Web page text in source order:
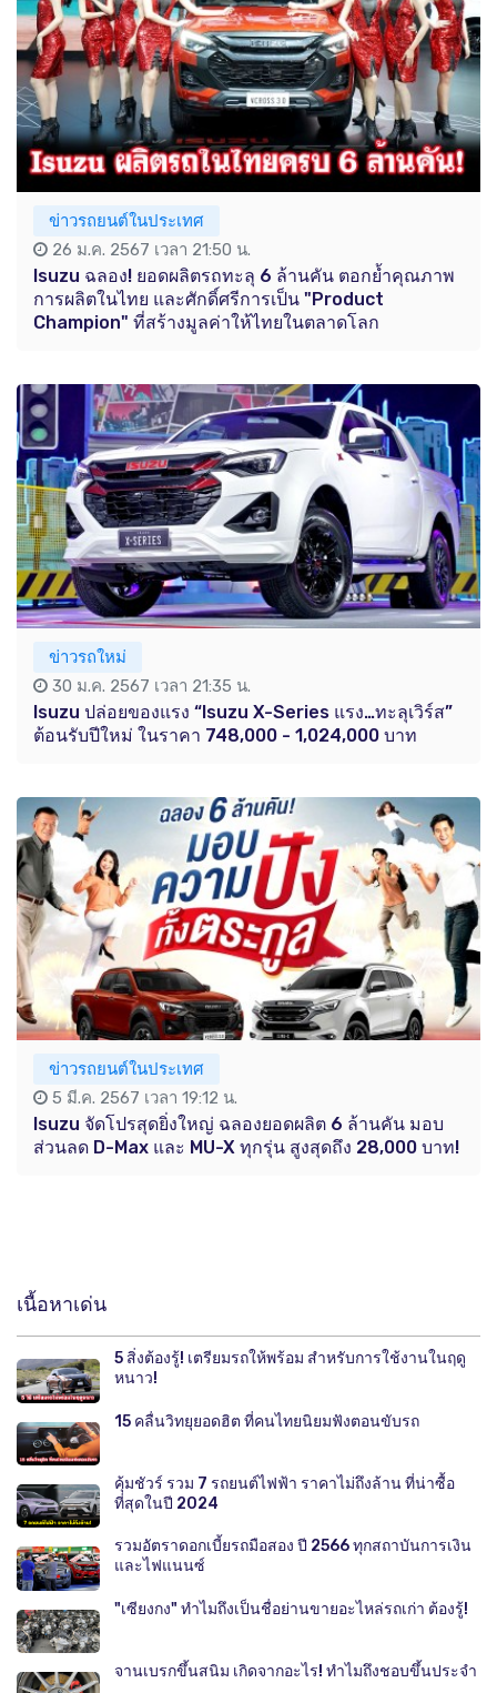
ข่าวรถยนต์ในประเทศ
26 ม.ค. 2567 เวลา 21:50 น.
Isuzu ฉลอง! ยอดผลิตรถทะลุ 6 ล้านคัน ตอกย้ำคุณภาพ
การผลิตในไทย และศักดิ์ศรีการเป็น "Product
Champion" ที่สร้างมูลค่าให้ไทยในตลาดโลก
ข่าวรถใหม่
30 ม.ค. 2567 เวลา 21:35 น.
Isuzu ปล่อยของแรง “Isuzu X-Series แรง…ทะลุเวิร์ส”
ต้อนรับปีใหม่ ในราคา 748,000 - 1,024,000 บาท
ข่าวรถยนต์ในประเทศ
5 มี.ค. 2567 เวลา 19:12 น.
Isuzu จัดโปรสุดยิ่งใหญ่ ฉลองยอดผลิต 6 ล้านคัน มอบ
ส่วนลด D-Max และ MU-X ทุกรุ่น สูงสุดถึง 28,000 บาท!
เนื้อหาเด่น
5 สิ่งต้องรู้! เตรียมรถให้พร้อม สำหรับการใช้งานในฤดู
หนาว!
15 คลื่นวิทยุยอดฮิต ที่คนไทยนิยมฟังตอนขับรถ
คุ้มชัวร์ รวม 7 รถยนต์ไฟฟ้า ราคาไม่ถึงล้าน ที่น่าซื้อ
ที่สุดในปี 2024
รวมอัตราดอกเบี้ยรถมือสอง ปี 2566 ทุกสถาบันการเงิน
และไฟแนนซ์
"เซียงกง" ทำไมถึงเป็นชื่อย่านขายอะไหล่รถเก่า ต้องรู้!
จานเบรกขึ้นสนิม เกิดจากอะไร! ทำไมถึงชอบขึ้นประจำ